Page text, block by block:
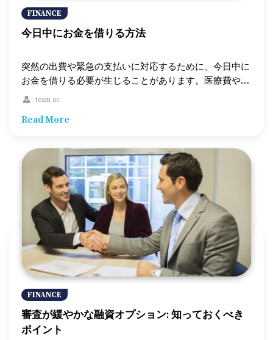
者は月々の控除額を把握しやすく、計画的な資金管理が
可能です。 デメリット 1. 高いコスト – 年金現金前払い
は、通常高金利や手数料が発生するため、結果的に返済
をしっかり把握することが重要です。 2. 年金収入の減
少 – 返済が始まると、毎月の年金収入が減少するため、
日々の生活に支障をきたす可能性があります。 3. 契約
条件を十分に理解していないと予期せぬ負担が生じるこ
前払いを利用する前に、法的および倫理的な側面を確認
することが不可欠です。 […]
給料で返済することが期待されます。 – 注意点: 金利が
タイトルローン – 概要: 自動車などの所有権を担保にし
て決定されます。 – 注意点: 返済が滞ると、担保にした
車を失うリスクがあります。 3. 分割払いローン – 概要:
借りた金額を一定の期間で分割払いするローンです。短
によって異なります。 審査なしローンのメリット 1. 迅
金提供までが非常にスピーディーです。緊急時にすぐに
現金が必要な場合に役立ちます。 2. 広いアクセス性 –
信用スコアが低い人や信用履歴がない人でも利用できる
ため、多くの人がこのローンを活用できます。 3. 簡単
な手続き – 申し込みに必要な書類が少なく、手続きが簡
単です。これにより、資金調達のプロセスがスムーズに
なります。 潜在的なリスクとデメリット 1. 高金利 – 審
査なしローンはリスクが高いため、金利も非常に高く設
定されていることが多いです。返済が困難になる可能性
があるため、利用には慎重さが必要です。 2. 短い返済
期間 – 返済期限が短いため、資金繰りに苦しむ可能性が
あります。返済が遅れると、追加の手数料が発生し、借
金が増えるリスクもあります。 3. 略奪的な貸し手の存
在 – 一部の貸し手は、経済的に困難な状況にある借り手
FINANCE
今日中にお金を借りる方法
突然の出費や緊急の支払いに対応するために、今日中に
お金を借りる必要が生じることがあります。医療費や住
宅の修理、急な購入など、すぐに資金を調達するために
す。この記事では、今日中にお金を借りるための簡単で
について説明します。 従来の銀行ローン 従来の銀行ロ
ーンは、お金を借りる最も一般的な方法の一つです。銀
行は、個人ローンや住宅ローン、信用枠などさまざまな
ローン商品を提供しています。厳格な審査と書類提出が
必要ですが、信用スコアが高い人には低金利で有利な条
件が適用されることが多いです。 – 主な利点: – 低金利
が適用される可能性が高い。 – 多様なローン商品が利用
できる。 – 信頼できる金融機関によるサポート。 – 考慮
事項: – 審査に時間がかかる場合がある。 – 書類手続き
が煩雑。 信用金庫 信用金庫は、非営利の金融機関で、
地域密着型のサービスを提供しています。銀行と同様に
されていることが多く、会員向けに有利な条件が整って
います。 – 主な利点: – 低金利での融資が受けられるこ
team ac
Read More
FINANCE
審査が緩やかな融資オプション: 知っておくべき
ポイント